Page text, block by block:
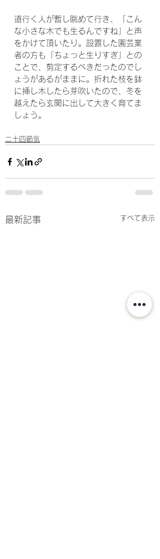
道行く人が暫し眺めて行き、「こん
な小さな木でも生るんですね」と声
をかけて頂いたり。設置した園芸業
者の方も「ちょっと生りすぎ」との
ことで、剪定するべきだったのでし
ょうがあるがままに。折れた枝を鉢
に挿し木したら芽吹いたので、冬を
越えたら玄関に出して大きく育てま
しょう。
二十四節気
最新記事 すべて表示